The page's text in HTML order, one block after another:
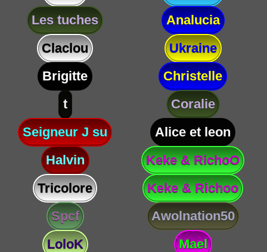
Les tuches
Analucia
Claclou
Ukraine
Brigitte
Christelle
t
Coralie
Seigneur J su
Alice et leon
Halvin
Keke & RichoO
Tricolore
Keke & Richoo
Spcf
Awolnation50
LoloK
Mael